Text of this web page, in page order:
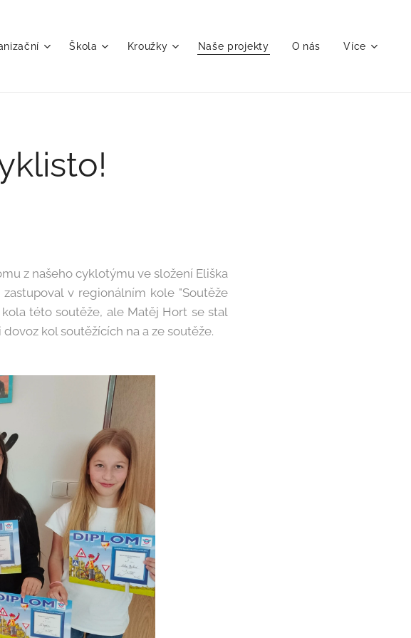
Škola Kroužky Naše projekty O nás Více
z našeho cyklotýmu ve složení Eliška
v regionálním kole "Soutěže
této soutěže, ale Matěj Hort se stal
kol soutěžících na a ze soutěže.